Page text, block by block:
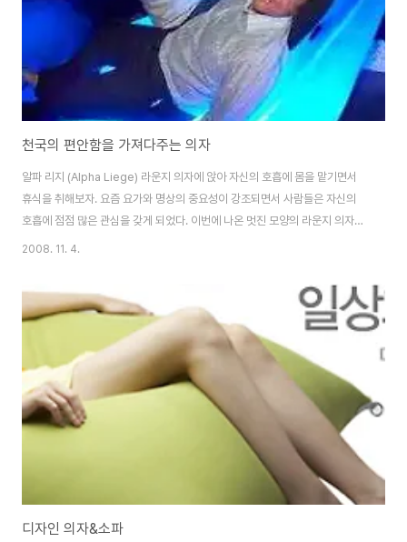
천국의 편안함을 가져다주는 의자
알파 리지 (Alpha Liege) 라운지 의자에 앉아 자신의 호흡에 몸을 맡기면서
휴식을 취해보자. 요즘 요가와 명상의 중요성이 강조되면서 사람들은 자신의
호흡에 점점 많은 관심을 갖게 되었다. 이번에 나온 멋진 모양의 라운지 의자는
근육을 잡아당기는 위험 없이 내면의 휴식을 가져다준다. 현대적 디자인의 이
아의 의식 연구가이자 예술가인 Andreas Rodler는 Alpha Liege 의자를
디자인했으며 천상의 소리와 함께 부드러운 진동, 앉는 사람의 호흡리듬에 맞
는 온화한 흔들림을 선사한다. 의자에 앉으면 깊은 수면 상태와 깨어있는 의식
사이를 떠도는 깊은 휴식을 취할 수 있다. 소리의 진동과 움직임, 빛과 따뜻함의
조화가 긴장..
2008. 11. 4.
디자인 의자&소파